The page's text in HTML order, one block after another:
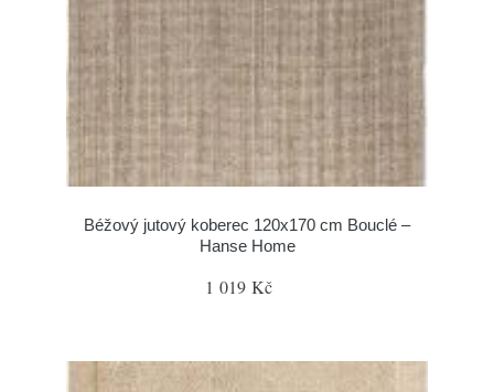
Béžový jutový koberec 120x170 cm Bouclé –
Hanse Home
1 019 Kč